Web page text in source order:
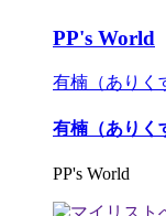
PP's World
有楠（ありく
有楠（ありく
PP's World